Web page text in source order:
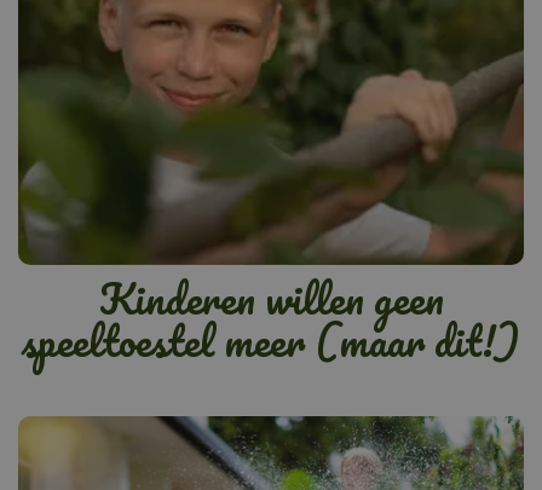
Kinderen willen geen
speeltoestel meer (maar dit!)